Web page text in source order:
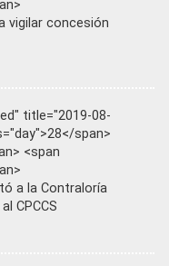
vigilar concesión
title="2019-08-
span>
<span
a la Contraloría
CPCCS